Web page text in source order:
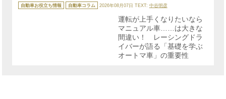
テ
ゴ
自動車お役立ち情報 自動車コラム 2026年08月07日 TEXT: 中谷明彦
運転が上手くなりたいなら
マニュアル車……は大きな
間違い！ レーシングドラ
イバーが語る「基礎を学ぶ
オートマ車」の重要性